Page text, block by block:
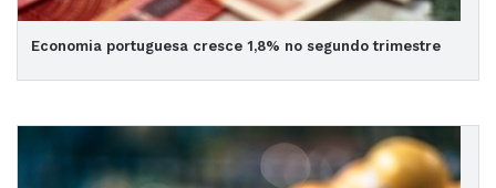
Economia portuguesa cresce 1,8% no segundo trimestre